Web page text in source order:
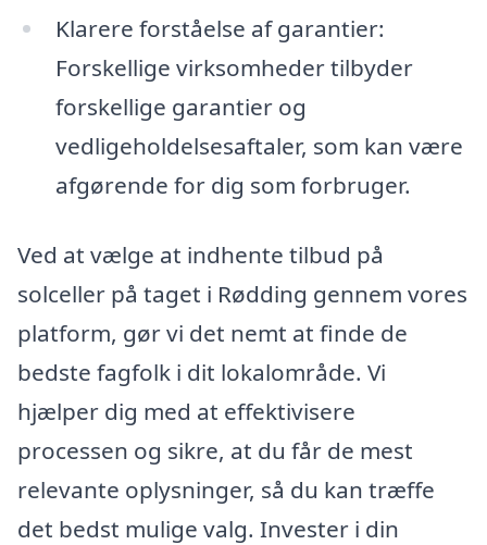
Klarere forståelse af garantier:
Forskellige virksomheder tilbyder
forskellige garantier og
vedligeholdelsesaftaler, som kan være
afgørende for dig som forbruger.
Ved at vælge at indhente tilbud på
solceller på taget i Rødding gennem vores
platform, gør vi det nemt at finde de
bedste fagfolk i dit lokalområde. Vi
hjælper dig med at effektivisere
processen og sikre, at du får de mest
relevante oplysninger, så du kan træffe
det bedst mulige valg. Invester i din